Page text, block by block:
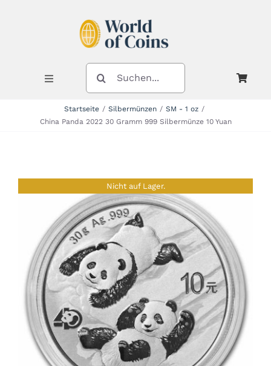
Toggle
Navigation
Kategorien
Neuheiten
Angebote
Über Uns
SUCHE
NACH:
Startseite Silbermünzen
SM - 1 oz
China Panda 2022 30 Gramm 999 Silbermünze 10 Yuan
Nicht auf Lager.